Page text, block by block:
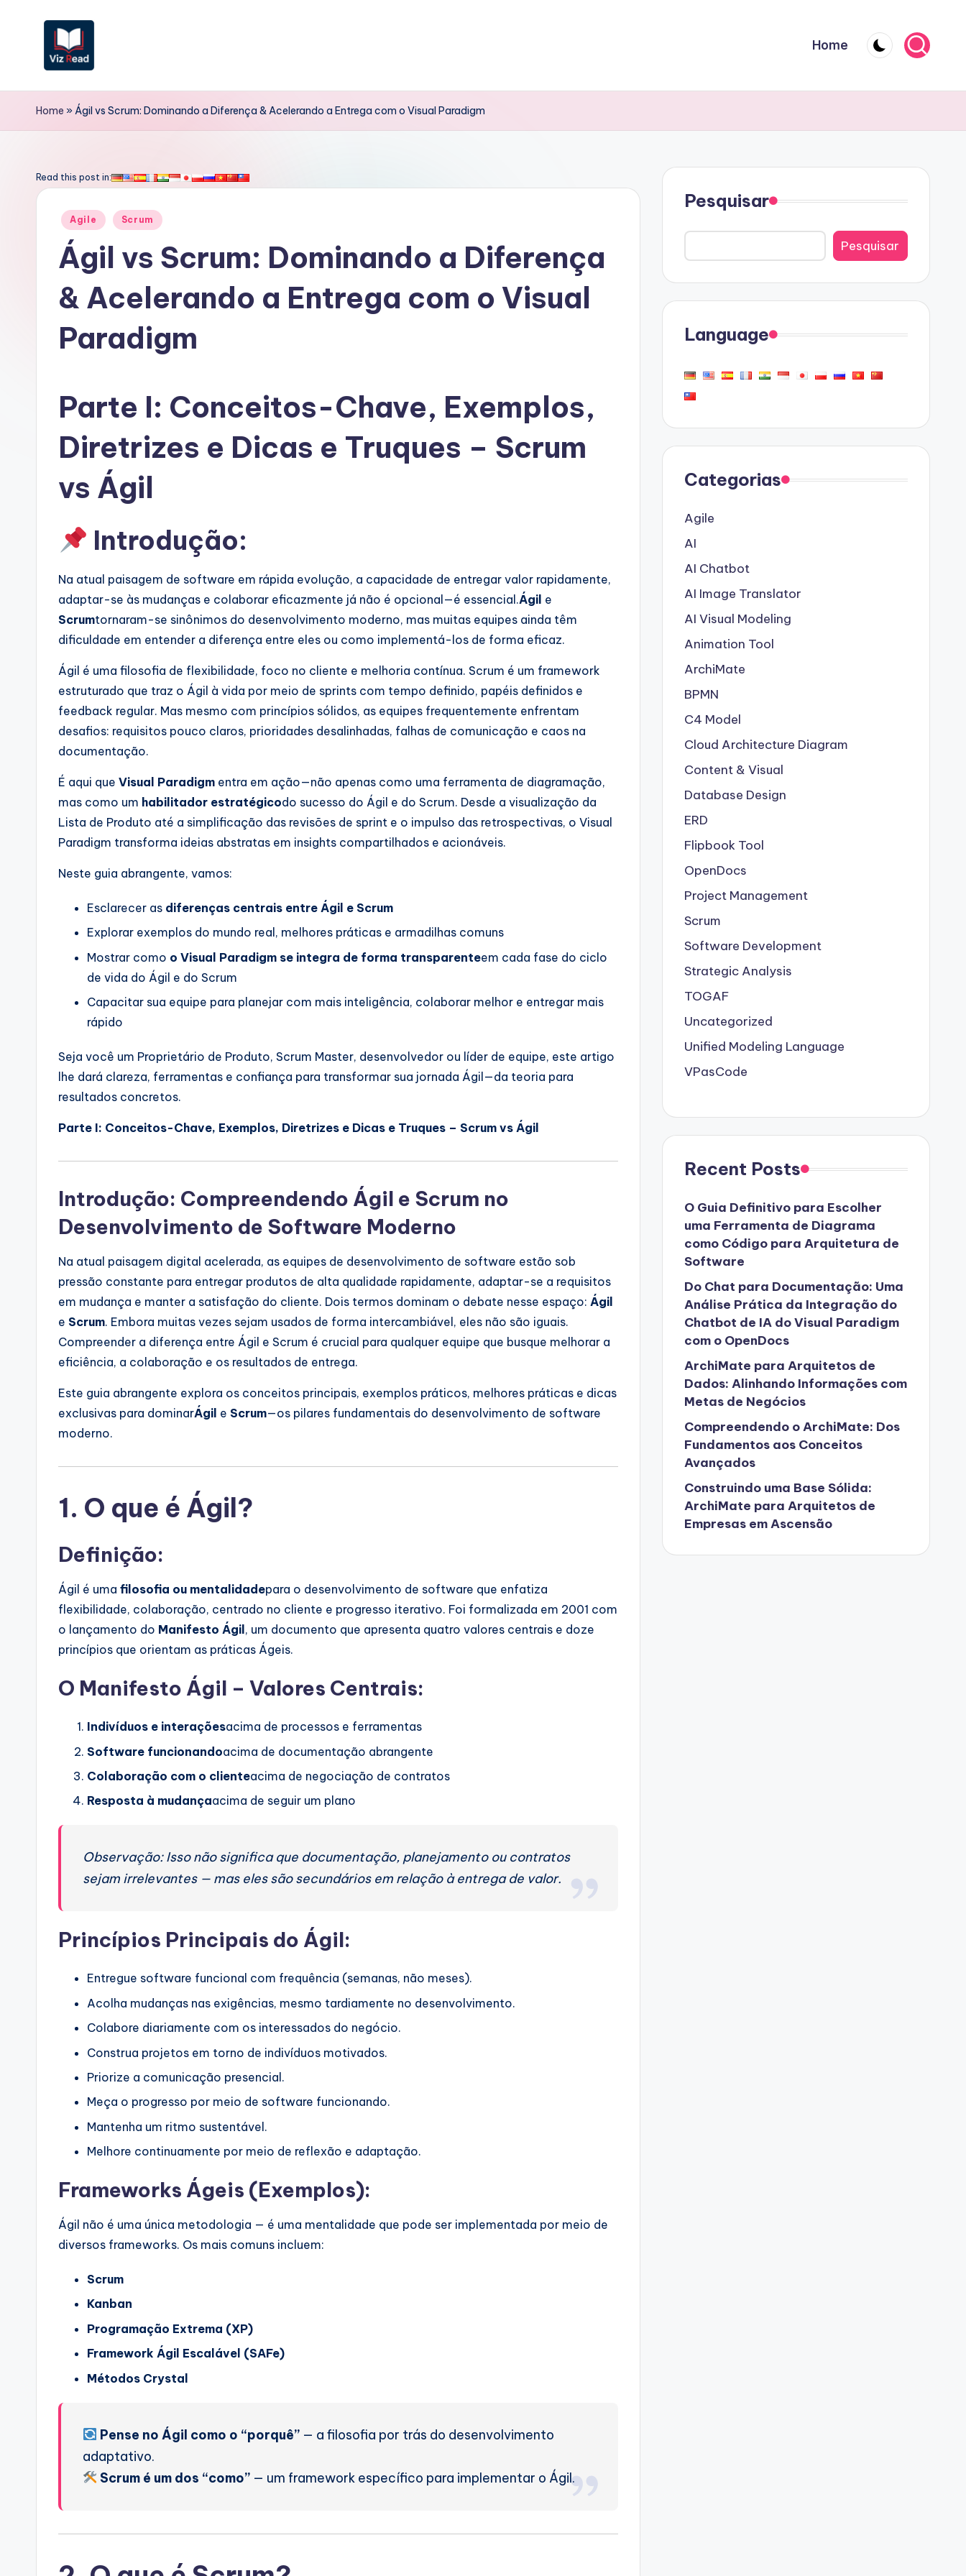
V
iz
e
rt
A
ft
w
Home
Home »Ágil vs Scrum: Dominando a Diferença & Acelerando a Entrega com o Visual Paradigm
Read this post in:
Posted
Agile Scrum
Ágil vs Scrum: Dominando a Diferença
& Acelerando a Entrega com o Visual
Paradigm
Parte I: Conceitos-Chave, Exemplos,
Diretrizes e Dicas e Truques – Scrum
vs Ágil
Introdução:
Na atual paisagem de software em rápida evolução, a capacidade de entregar valor rapidamente,
adaptar-se às mudanças e colaborar eficazmente já não é opcional—é essencial.Ágil e
Scrumtornaram-se sinônimos do desenvolvimento moderno, mas muitas equipes ainda têm
dificuldade em entender a diferença entre eles ou como implementá-los de forma eficaz.
Ágil é uma filosofia de flexibilidade, foco no cliente e melhoria contínua. Scrum é um framework
estruturado que traz o Ágil à vida por meio de sprints com tempo definido, papéis definidos e
feedback regular. Mas mesmo com princípios sólidos, as equipes frequentemente enfrentam
desafios: requisitos pouco claros, prioridades desalinhadas, falhas de comunicação e caos na
documentação.
É aqui que Visual Paradigm entra em ação—não apenas como uma ferramenta de diagramação,
mas como um habilitador estratégicodo sucesso do Ágil e do Scrum. Desde a visualização da
Lista de Produto até a simplificação das revisões de sprint e o impulso das retrospectivas, o Visual
Paradigm transforma ideias abstratas em insights compartilhados e acionáveis.
Neste guia abrangente, vamos:
Esclarecer as diferenças centrais entre Ágil e Scrum
Explorar exemplos do mundo real, melhores práticas e armadilhas comuns
Mostrar como o Visual Paradigm se integra de forma transparenteem cada fase do ciclo
de vida do Ágil e do Scrum
Capacitar sua equipe para planejar com mais inteligência, colaborar melhor e entregar mais
rápido
Seja você um Proprietário de Produto, Scrum Master, desenvolvedor ou líder de equipe, este artigo
lhe dará clareza, ferramentas e confiança para transformar sua jornada Ágil—da teoria para
resultados concretos.
Parte I: Conceitos-Chave, Exemplos, Diretrizes e Dicas e Truques – Scrum vs Ágil
Introdução: Compreendendo Ágil e Scrum no
Desenvolvimento de Software Moderno
Na atual paisagem digital acelerada, as equipes de desenvolvimento de software estão sob
pressão constante para entregar produtos de alta qualidade rapidamente, adaptar-se a requisitos
em mudança e manter a satisfação do cliente. Dois termos dominam o debate nesse espaço: Ágil
e Scrum. Embora muitas vezes sejam usados de forma intercambiável, eles não são iguais.
Compreender a diferença entre Ágil e Scrum é crucial para qualquer equipe que busque melhorar a
eficiência, a colaboração e os resultados de entrega.
Este guia abrangente explora os conceitos principais, exemplos práticos, melhores práticas e dicas
exclusivas para dominarÁgil e Scrum—os pilares fundamentais do desenvolvimento de software
moderno.
1. O que é Ágil?
Definição:
Ágil é uma filosofia ou mentalidadepara o desenvolvimento de software que enfatiza
flexibilidade, colaboração, centrado no cliente e progresso iterativo. Foi formalizada em 2001 com
o lançamento do Manifesto Ágil , um documento que apresenta quatro valores centrais e doze
princípios que orientam as práticas Ágeis.
O Manifesto Ágil – Valores Centrais:
Indivíduos e interaçõesacima de processos e ferramentas
Software funcionandoacima de documentação abrangente
Colaboração com o clienteacima de negociação de contratos
Resposta à mudançaacima de seguir um plano
Observação: Isso não significa que documentação, planejamento ou contratos
sejam irrelevantes — mas eles são secundários em relação à entrega de valor.
Princípios Principais do Ágil:
Entregue software funcional com frequência (semanas, não meses).
Acolha mudanças nas exigências, mesmo tardiamente no desenvolvimento.
Colabore diariamente com os interessados do negócio.
Construa projetos em torno de indivíduos motivados.
Priorize a comunicação presencial.
Meça o progresso por meio de software funcionando.
Mantenha um ritmo sustentável.
Melhore continuamente por meio de reflexão e adaptação.
Frameworks Ágeis (Exemplos):
Ágil não é uma única metodologia — é uma mentalidade que pode ser implementada por meio de
diversos frameworks. Os mais comuns incluem:
Scrum
Kanban
Programação Extrema (XP)
Framework Ágil Escalável (SAFe)
Métodos Crystal
Pense no Ágil como o “porquê” — a filosofia por trás do desenvolvimento
adaptativo.
Scrum é um dos “como” — um framework específico para implementar o Ágil.
Pesquisar
Pesquisar
Language
Categorias
Agile
AI
AI Chatbot
AI Image Translator
AI Visual Modeling
Animation Tool
ArchiMate
BPMN
C4 Model
Cloud Architecture Diagram
Content & Visual
Database Design
ERD
Flipbook Tool
OpenDocs
Project Management
Scrum
Software Development
Strategic Analysis
TOGAF
Uncategorized
Unified Modeling Language
VPasCode
Recent Posts
O Guia Definitivo para Escolher
uma Ferramenta de Diagrama
como Código para Arquitetura de
Software
Do Chat para Documentação: Uma
Análise Prática da Integração do
Chatbot de IA do Visual Paradigm
com o OpenDocs
ArchiMate para Arquitetos de
Dados: Alinhando Informações com
Metas de Negócios
Compreendendo o ArchiMate: Dos
Fundamentos aos Conceitos
Avançados
Construindo uma Base Sólida:
ArchiMate para Arquitetos de
Empresas em Ascensão